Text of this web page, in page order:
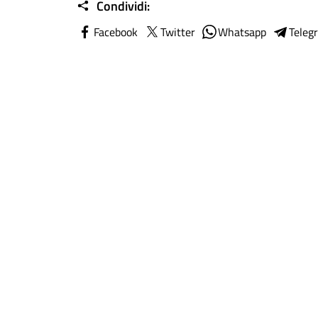
Condividi:
Facebook Twitter Whatsapp